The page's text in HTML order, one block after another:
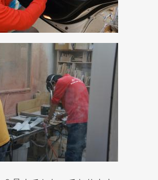
(1)
(2)
月(2)
(3)
(4)
(3)
(2)